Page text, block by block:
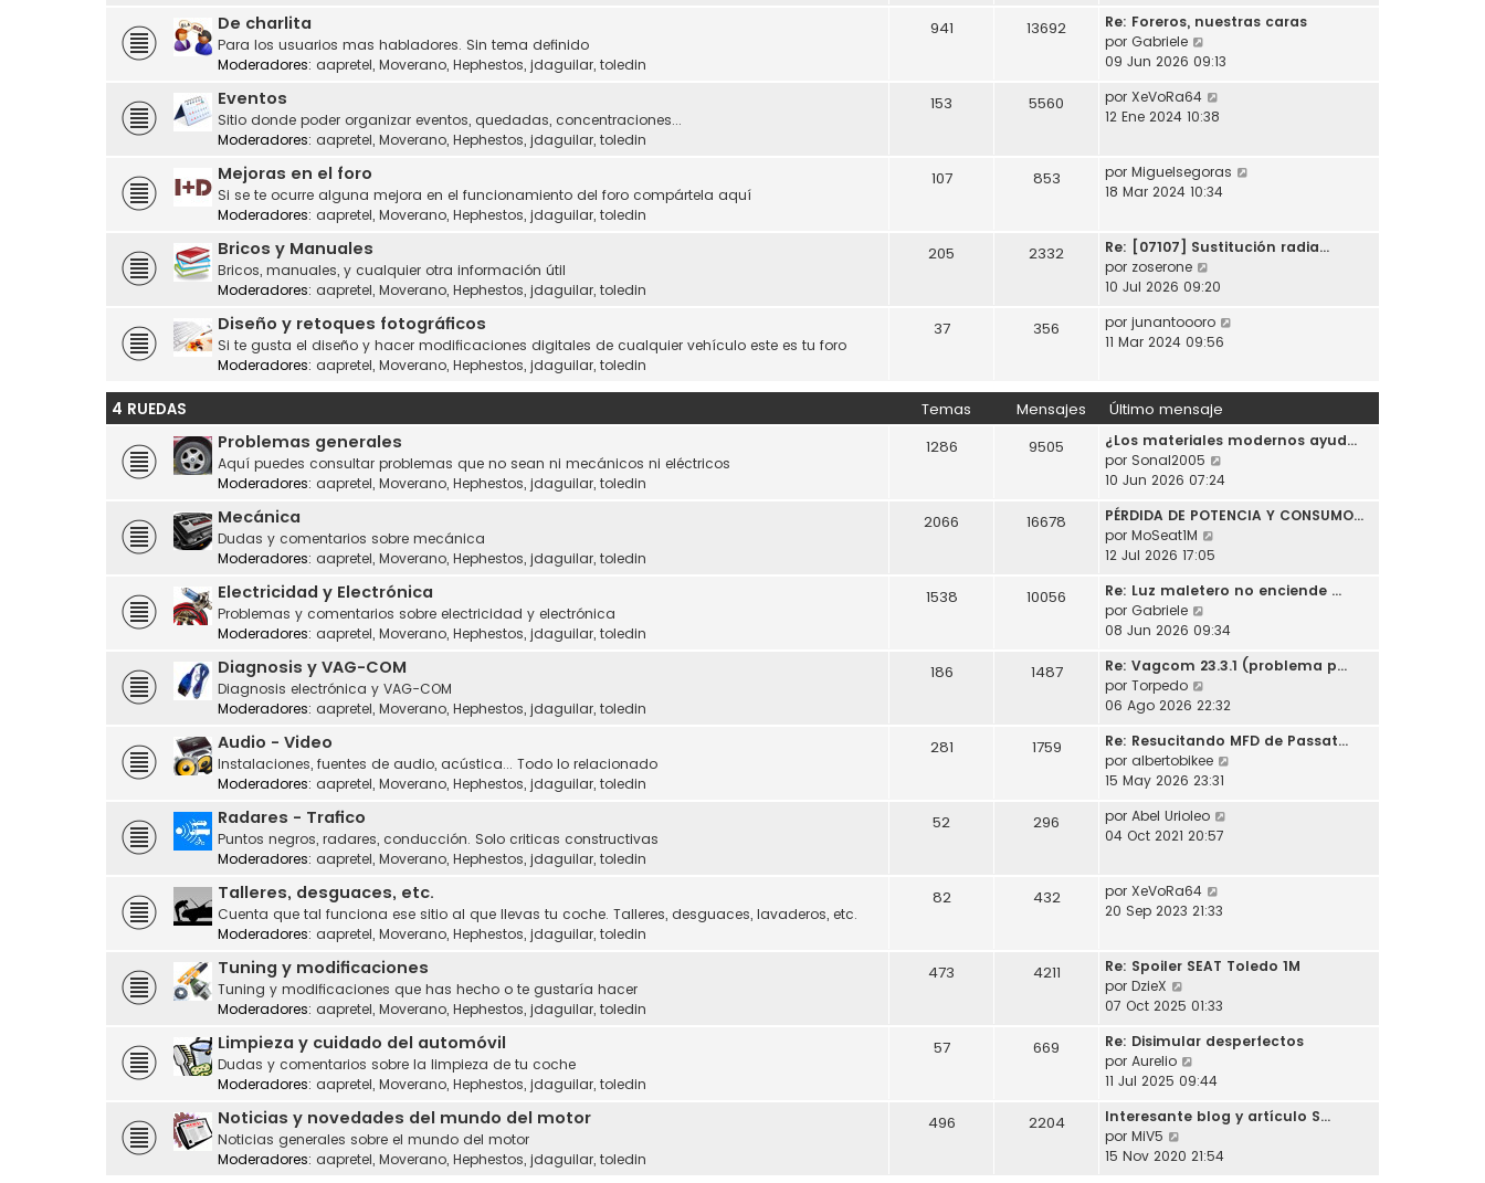
e
m
j
l
t
i
o
m
s
e
De charlita
Para los usuarios mas habladores. Sin tema definido
Moderadores: aapretel, Moverano, Hephestos, jdaguilar, toledin
941 13692
Re: Foreros, nuestras caras
por Gabriele
e
ú
l
m
o
n
s
j
e
09 Jun 2026 09:13
Eventos
Sitio donde poder organizar eventos, quedadas, concentraciones...
Moderadores: aapretel, Moverano, Hephestos, jdaguilar, toledin
153 5560 por XeVoRa64
l
t
o
e
n
s
e
12 Ene 2024 10:38
Mejoras en el foro
Si se te ocurre alguna mejora en el funcionamiento del foro compártela aquí
Moderadores: aapretel, Moverano, Hephestos, jdaguilar, toledin
107 853 por Miguelsegoras
l
n
a
j
18 Mar 2024 10:34
Bricos y Manuales
Bricos, manuales, y cualquier otra información útil
Moderadores: aapretel, Moverano, Hephestos, jdaguilar, toledin
205 2332
Re: [07107] Sustitución radia…
por zoserone
e
ú
l
m
o
m
e
n
a
j
e
10 Jul 2026 09:20
Diseño y retoques fotográficos
Si te gusta el diseño y hacer modificaciones digitales de cualquier vehículo este es tu foro
Moderadores: aapretel, Moverano, Hephestos, jdaguilar, toledin
37 356 por junantoooro
t
i
e
j
11 Mar 2024 09:56
4 RUEDAS Temas Mensajes Último mensaje
Problemas generales
Aquí puedes consultar problemas que no sean ni mecánicos ni eléctricos
Moderadores: aapretel, Moverano, Hephestos, jdaguilar, toledin
1286 9505
¿Los materiales modernos ayud…
por Sonal2005
e
ú
m
m
e
s
j
e
10 Jun 2026 07:24
Mecánica
Dudas y comentarios sobre mecánica
Moderadores: aapretel, Moverano, Hephestos, jdaguilar, toledin
2066 16678
PÉRDIDA DE POTENCIA Y CONSUMO…
por MoSeat1M
ú
t
m
m
n
s
j
e
12 Jul 2026 17:05
Electricidad y Electrónica
Problemas y comentarios sobre electricidad y electrónica
Moderadores: aapretel, Moverano, Hephestos, jdaguilar, toledin
1538 10056
Re: Luz maletero no enciende …
por Gabriele
e
ú
t
m
o
m
n
j
e
08 Jun 2026 09:34
Diagnosis y VAG-COM
Diagnosis electrónica y VAG-COM
Moderadores: aapretel, Moverano, Hephestos, jdaguilar, toledin
186 1487
Re: Vagcom 23.3.1 (problema p…
por Torpedo
e
ú
l
t
m
o
e
n
j
06 Ago 2026 22:32
Audio - Video
Instalaciones, fuentes de audio, acústica... Todo lo relacionado
Moderadores: aapretel, Moverano, Hephestos, jdaguilar, toledin
281 1759
Re: Resucitando MFD de Passat…
por albertobikee
e
j
15 May 2026 23:31
Radares - Trafico
Puntos negros, radares, conducción. Solo criticas constructivas
Moderadores: aapretel, Moverano, Hephestos, jdaguilar, toledin
52 296 por Abel Urioleo
o
s
e
04 Oct 2021 20:57
Talleres, desguaces, etc.
Cuenta que tal funciona ese sitio al que llevas tu coche. Talleres, desguaces, lavaderos, etc.
Moderadores: aapretel, Moverano, Hephestos, jdaguilar, toledin
82 432 por XeVoRa64
e
l
i
o
s
a
20 Sep 2023 21:33
Tuning y modificaciones
Tuning y modificaciones que has hecho o te gustaría hacer
Moderadores: aapretel, Moverano, Hephestos, jdaguilar, toledin
473 4211
Re: Spoiler SEAT Toledo 1M
por DzieX
e
ú
l
t
m
m
07 Oct 2025 01:33
Limpieza y cuidado del automóvil
Dudas y comentarios sobre la limpieza de tu coche
Moderadores: aapretel, Moverano, Hephestos, jdaguilar, toledin
57 669
Re: Disimular desperfectos
por Aurelio
e
ú
t
11 Jul 2025 09:44
Noticias y novedades del mundo del motor
Noticias generales sobre el mundo del motor
Moderadores: aapretel, Moverano, Hephestos, jdaguilar, toledin
496 2204
Interesante blog y artículo S…
por MiV5
e
15 Nov 2020 21:54